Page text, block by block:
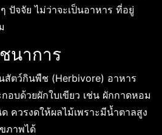
ปัจจัย ไม่ว่าจะเป็นอาหาร ที่อยู่
นาการ
สัตว์กินพืช (Herbivore) อาหาร
บด้วยผักใบเขียว เช่น ผักกาดหอม
ควรงดให้ผลไม้เพราะมีน้ำตาลสูง
ภาพได้